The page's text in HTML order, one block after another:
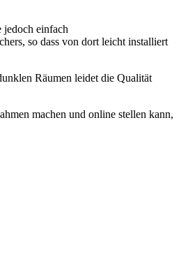
jedoch einfach
so dass von dort leicht installiert
Räumen leidet die Qualität
machen und online stellen kann,